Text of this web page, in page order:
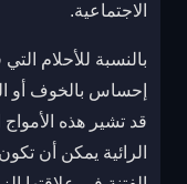
الاجتماعية.
بالنسبة للأحلام
إحساس بالخوف أو
قد تشير هذه
الرائية يمكن أن